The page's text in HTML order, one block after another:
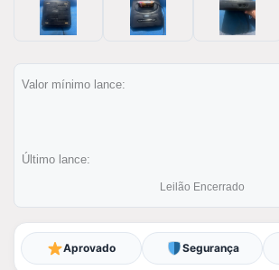
Valor mínimo lance:
Último lance:
Leilão Encerrado
Aprovado Segurança